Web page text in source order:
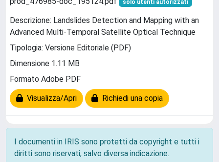
solo utenti autorizzati
Descrizione: Landslides Detection and Mapping with an
Advanced Multi-Temporal Satellite Optical Technique
Tipologia: Versione Editoriale (PDF)
Dimensione 1.11 MB
Formato Adobe PDF
Visualizza/Apri Richiedi una copia
I documenti in IRIS sono protetti da copyright e tutti i
diritti sono riservati, salvo diversa indicazione.